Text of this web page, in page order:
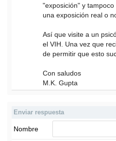
"exposición" y
una exposición real o
Así que visite a un
el VIH. Una vez que
de permitir que esto
Con saludos
M.K. Gupta
Enviar respuesta
Nombre